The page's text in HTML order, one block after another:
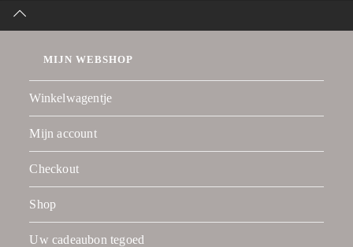
MIJN WEBSHOP
Winkelwagentje
Mijn account
Checkout
Shop
Uw cadeaubon tegoed